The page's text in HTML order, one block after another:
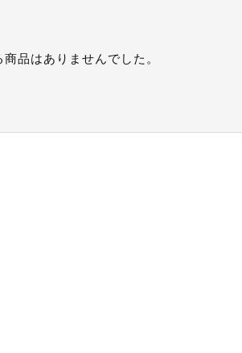
品はありませんでした。
子カテゴリ